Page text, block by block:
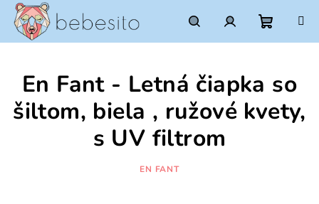
Prejsť
obsah
HľadaťPrihlásenie
košík
En Fant - Letná čiapka so
šiltom, biela , ružové kvety,
s UV filtrom
EN FANT